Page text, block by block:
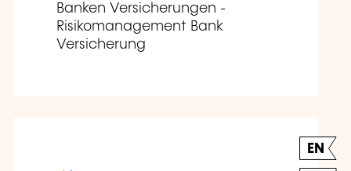
Banken Versicherungen -
Risikomanagement Bank
Versicherung
EN